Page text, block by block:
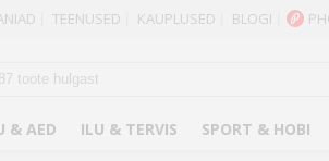
TEENUSED KAUPLUSED BLOGI
& AED ILU & TERVIS SPORT & HOBI